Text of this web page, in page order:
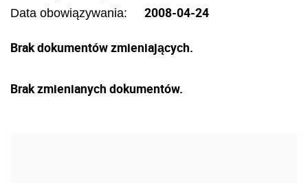
Data obowiązywania: 2008-04-24
Brak dokumentów zmieniających.
Brak zmienianych dokumentów.